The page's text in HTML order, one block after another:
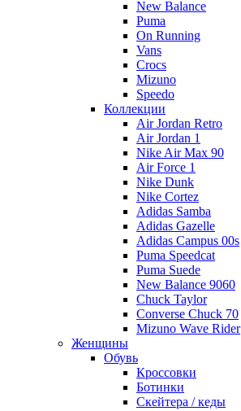
New Balance
Puma
On Running
Vans
Crocs
Mizuno
Speedo
Коллекции
Air Jordan Retro
Air Jordan 1
Nike Air Max 90
Air Force 1
Nike Dunk
Nike Cortez
Adidas Samba
Adidas Gazelle
Adidas Campus 00s
Puma Speedcat
Puma Suede
New Balance 9060
Chuck Taylor
Converse Chuck 70
Mizuno Wave Rider
Женщины
Обувь
Кроссовки
Ботинки
Скейтера / кеды